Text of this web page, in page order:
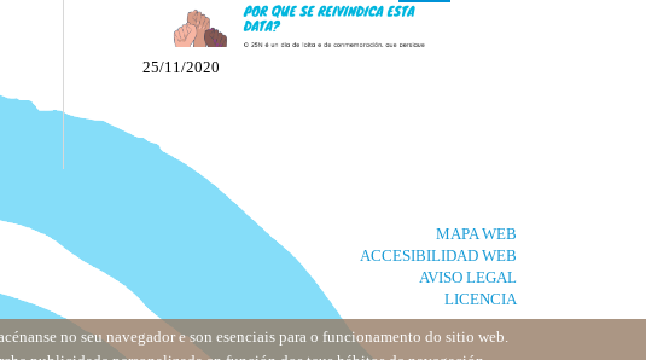
25/11/2020
MAPA WEB
ACCESIBILIDAD WEB
AVISO LEGAL
LICENCIA
no seu navegador e son esenciais para o funcionamento do sitio web.